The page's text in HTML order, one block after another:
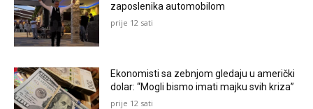
zaposlenika automobilom
prije 12 sati
Ekonomisti sa zebnjom gledaju u američki
dolar: “Mogli bismo imati majku svih kriza”
prije 12 sati